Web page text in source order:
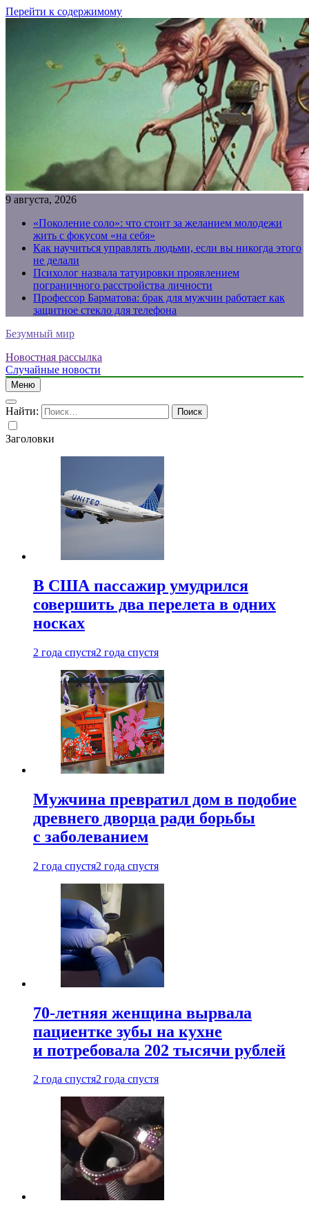
Перейти к содержимому
9 августа, 2026
«Поколение соло»: что стоит за желанием молодежи
жить с фокусом «на себя»
Как научиться управлять людьми, если вы никогда этого
не делали
Психолог назвала татуировки проявлением
пограничного расстройства личности
Профессор Барматова: брак для мужчин работает как
защитное стекло для телефона
Безумный мир
Новостная рассылка
Случайные новости
Меню
Найти:
Заголовки
В США пассажир умудрился
совершить два перелета в одних
носках
2 года спустя2 года спустя
Мужчина превратил дом в подобие
древнего дворца ради борьбы
с заболеванием
2 года спустя2 года спустя
70-летняя женщина вырвала
пациентке зубы на кухне
и потребовала 202 тысячи рублей
2 года спустя2 года спустя